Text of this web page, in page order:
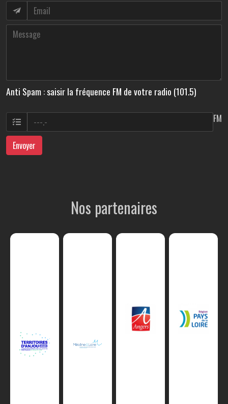
Anti Spam : saisir la fréquence FM de votre radio (101.5)
FM
Envoyer
Nos partenaires